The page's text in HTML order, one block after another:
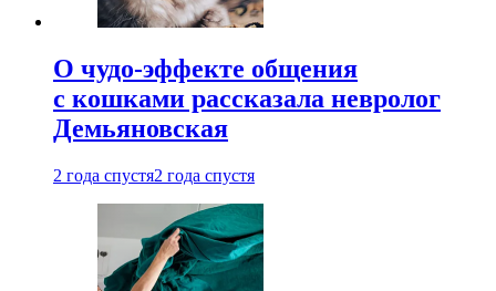
О чудо-эффекте общения
с кошками рассказала невролог
Демьяновская
2 года спустя2 года спустя